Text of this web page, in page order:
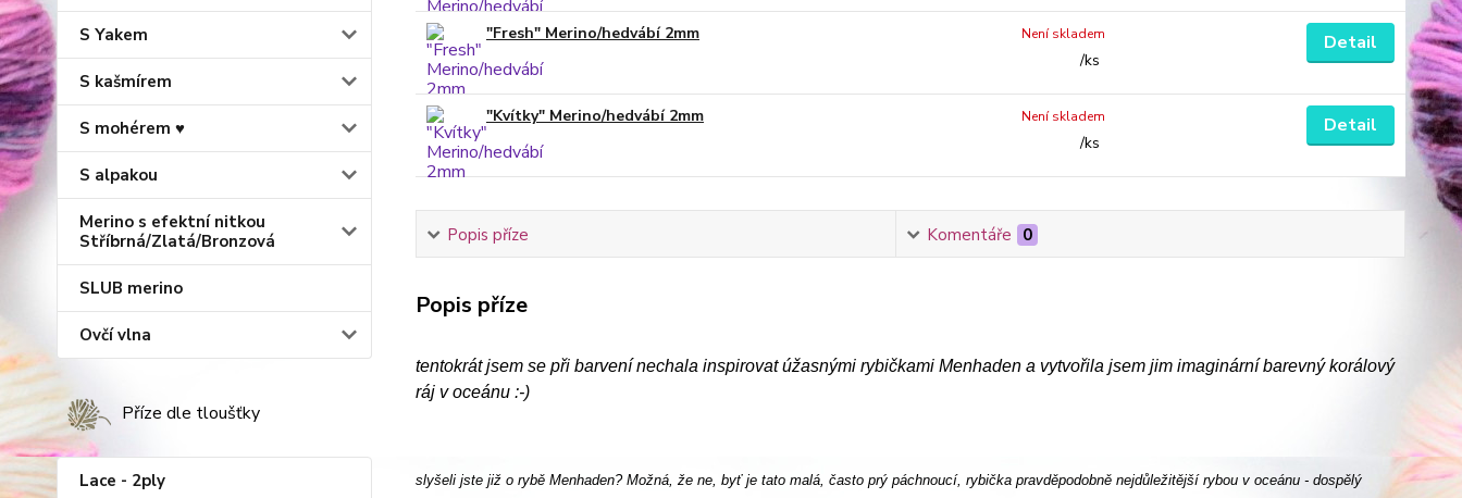
S Yakem
S kašmírem
S mohérem ♥
S alpakou
Merino s efektní nitkou
Stříbrná/Zlatá/Bronzová
SLUB merino
Ovčí vlna
Příze dle tloušťky
Lace - 2ply
"Fresh" Merino/hedvábí 2mm
/ks
Není skladem Detail
"Kvítky" Merino/hedvábí 2mm
/ks
Není skladem Detail
Popis příze Komentáře 0
Popis příze
tentokrát jsem se při barvení nechala inspirovat úžasnými rybičkami Menhaden a vytvořila jsem jim imaginární barevný korálový
ráj v oceánu :-)
slyšeli jste již o rybě Menhaden? Možná, že ne, byť je tato malá, často prý páchnoucí, rybička pravděpodobně nejdůležitější rybou v oceánu - dospělý